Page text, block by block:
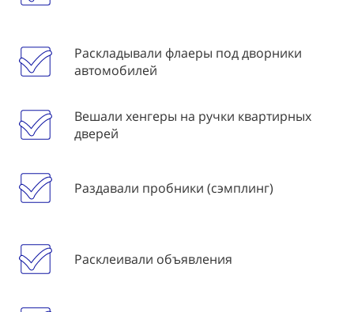
Раскладывали флаеры под дворники
автомобилей
Вешали хенгеры на ручки квартирных
дверей
Раздавали пробники (сэмплинг)
Расклеивали объявления